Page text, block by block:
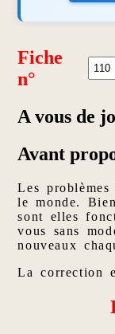
Fiche
n°
A vous de
Avant
Les
le monde.
sont elles
vous sans
nouveaux
La correction